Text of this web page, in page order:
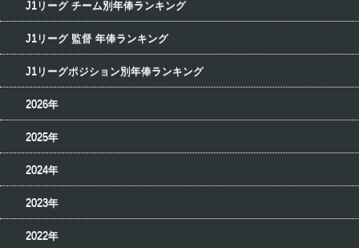
J1リーグ チーム別年俸ランキング
J1リーグ 監督 年俸ランキング
J1リーグポジション別年俸ランキング
2026年
2025年
2024年
2023年
2022年